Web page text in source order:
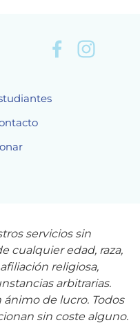
servicios sin
cualquier edad, raza,
religiosa,
arbitrarias.
de lucro. Todos
sin coste alguno.